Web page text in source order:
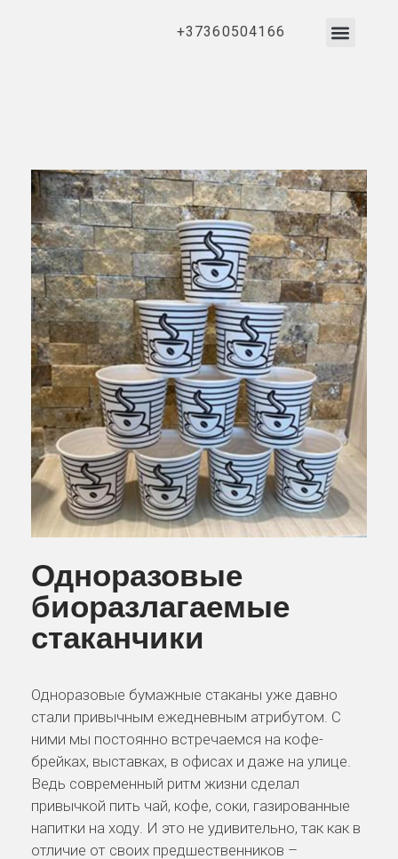
+37360504166
Одноразовые
биоразлагаемые
стаканчики
Одноразовые бумажные стаканы уже давно
стали привычным ежедневным атрибутом. С
ними мы постоянно встречаемся на кофе-
брейках, выставках, в офисах и даже на улице.
Ведь современный ритм жизни сделал
привычкой пить чай, кофе, соки, газированные
напитки на ходу. И это не удивительно, так как в
отличие от своих предшественников –